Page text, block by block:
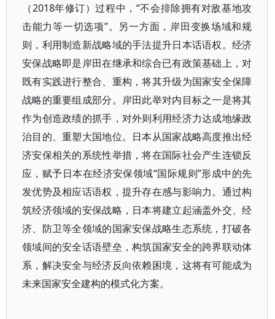
（2018年修订）过程中，“不会排除拥有对敌基地攻
击能力等一切选项”。另一方面，岸田变换场域和规
则，利用制造新战略域的手法提升日本话语权。经济
安保战略即是岸田在继承和综合已有政策基础上，对
既有实践进行整合、重构，将其升级为国家安全保障
战略的重要组成部分。岸田此举对内目标之一是将其
作为创造政绩的抓手，对外则利用经济力达成地缘政
治目的、重塑大国地位。日本从国家战略高度推出经
济安保相关的系统性举措，将在国际社会产生连锁反
应，赋予日本在经济安保领域“国际规则”形成中的先
发优势及相应话语权，提升存在感与影响力。通过构
筑经济领域的安保战略，日本将建立起涵盖外交、经
济、防卫等全领域的国家安保战略生态系统，打破各
领域间的安全话语壁垒，构筑国家安全的跨界联动体
系，解决安全与经济反向依赖困境，这将有可能成为
未来国家安全建构的模式化方案。